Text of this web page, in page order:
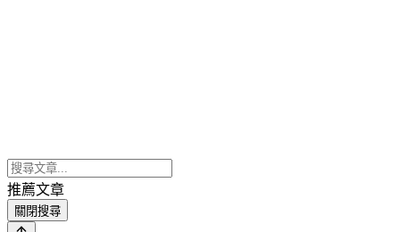
推薦文章
關閉搜尋